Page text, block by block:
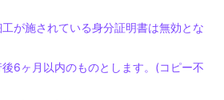
が施されている身分証明書は無効とな
6ヶ月以内のものとします。(コピー不